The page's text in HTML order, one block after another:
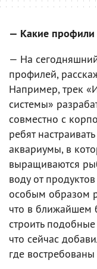
— Какие профили
— На
профилей,
Например, трек
системы»
совместно с
ребят
аквариумы, в
выращиваются
воду от
особым образом
что в ближайшем
строить
что сейчас
где